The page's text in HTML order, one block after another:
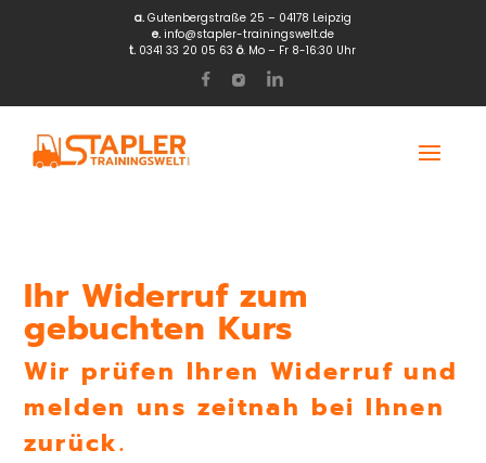
a.Gutenbergstraße 25 – 04178 Leipzig
e. info@stapler-trainingswelt.de
t. 0341 33 20 05 63ö. Mo – Fr 8-16:30 Uhr
Ihr Widerruf zum
gebuchten Kurs
Wir prüfen Ihren Widerruf und
melden uns zeitnah bei Ihnen
zurück.